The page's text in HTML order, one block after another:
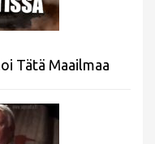
Tätä Maailmaa